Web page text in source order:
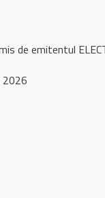
de emitentul